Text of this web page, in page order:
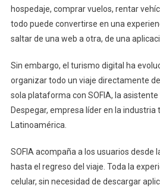
hospedaje, comprar vuelos, rentar
todo puede convertirse en una
saltar de una web a otra, de una
Sin embargo, el turismo digital ha
organizar todo un viaje directamente
sola plataforma con SOFIA, la
Despegar, empresa líder en la industria
Latinoamérica.
SOFIA acompaña a los usuarios desde
hasta el regreso del viaje. Toda la
celular, sin necesidad de descargar